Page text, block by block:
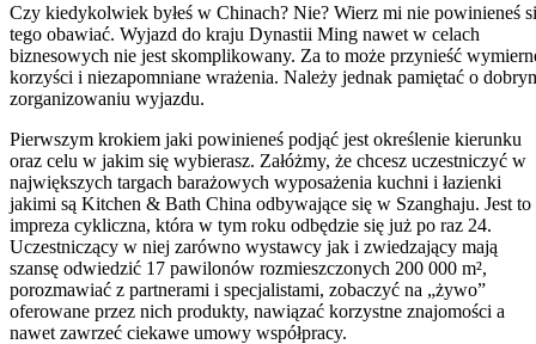
Czy kiedykolwiek byłeś w Chinach? Nie? Wierz mi nie powinieneś
tego obawiać. Wyjazd do kraju Dynastii Ming nawet w celach
biznesowych nie jest skomplikowany. Za to może przynieść
korzyści i niezapomniane wrażenia. Należy jednak pamiętać o
zorganizowaniu wyjazdu.
Pierwszym krokiem jaki powinieneś podjąć jest określenie kierunku
oraz celu w jakim się wybierasz. Załóżmy, że chcesz uczestniczyć w
największych targach barażowych wyposażenia kuchni i łazienki
jakimi są Kitchen & Bath China odbywające się w Szanghaju. Jest to
impreza cykliczna, która w tym roku odbędzie się już po raz 24.
Uczestniczący w niej zarówno wystawcy jak i zwiedzający mają
szansę odwiedzić 17 pawilonów rozmieszczonych 200 000 m²,
porozmawiać z partnerami i specjalistami, zobaczyć na „żywo”
oferowane przez nich produkty, nawiązać korzystne znajomości a
nawet zawrzeć ciekawe umowy współpracy.